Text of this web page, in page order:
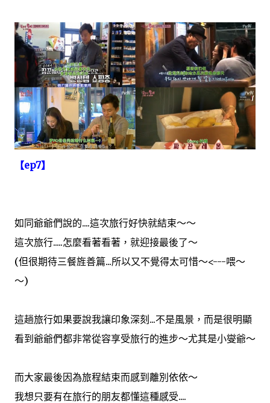
【ep7】
如同爺爺們說的....這次旅行好快就結束～～
這次旅行.....怎麼看著看著，就迎接最後了～
(但很期待三餐旌善篇...所以又不覺得太可惜～<---喂～
～)
這趟旅行如果要說我讓印象深刻...不是風景，而是很明顯
看到爺爺們都非常從容享受旅行的進步～尤其是小燮爺～
而大家最後因為旅程結束而感到離別依依～
我想只要有在旅行的朋友都懂這種感受....